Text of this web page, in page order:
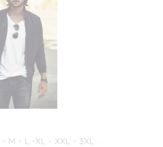
- L -XL - XXL - 3XL…